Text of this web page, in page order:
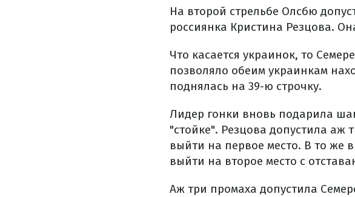
На второй стрельбе Олсбю
россиянка Кристина Резцова.
Что касается украинок, то
позволяло обеим украинкам
поднялась на 39-ю строчку.
Лидер гонки вновь подарила
"стойке". Резцова допустила аж
выйти на первое место. В то же
выйти на второе место с
Аж три промаха допустила